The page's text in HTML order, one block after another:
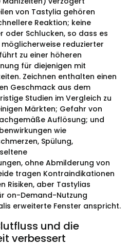
von Tastylia gehören
Reaktion; keine
oder Schlucken, so dass es
reduzierter
zu einer höheren
für diejenigen mit
Zeichnen enthalten einen
Geschmack aus dem
Studien im Vergleich zu
Märkten; Gefahr von
Auflösung; und
wie
Spülung,
ohne Abmilderung von
tragen Kontraindikationen
Risiken, aber Tastylias
on-Demand-Nutzung
erweiterte Fenster anspricht.
und die
verbessert